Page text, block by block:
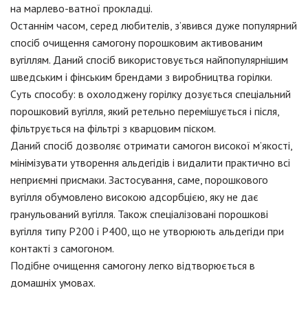
на марлево-ватної прокладці.
Останнім часом, серед любителів, з’явився дуже популярний
спосіб очищення самогону порошковим активованим
вугіллям. Даний спосіб використовується найпопулярнішим
шведським і фінським брендами з виробництва горілки.
Суть способу: в охолоджену горілку дозується спеціальний
порошковий вугілля, який ретельно перемішується і після,
фільтрується на фільтрі з кварцовим піском.
Даний спосіб дозволяє отримати самогон високої м’якості,
мінімізувати утворення альдегідів і видалити практично всі
неприємні присмаки. Застосування, саме, порошкового
вугілля обумовлено високою адсорбцією, яку не дає
гранульований вугілля. Також спеціалізовані порошкові
вугілля типу Р200 і Р400, що не утворюють альдегіди при
контакті з самогоном.
Подібне очищення самогону легко відтворюється в
домашніх умовах.